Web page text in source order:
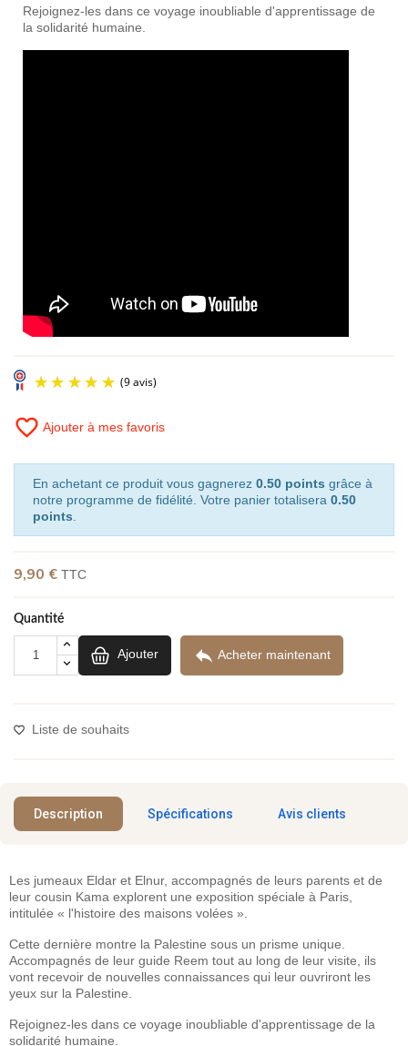
Rejoignez-les dans ce voyage inoubliable d'apprentissage de
la solidarité humaine.
favorite_border Ajouter à mes favoris
En achetant ce produit vous gagnerez 0.50 points grâce à
notre programme de fidélité. Votre panier totalisera 0.50
points
9,90 € TTC
Quantité
Ajouter  Acheter maintenant
Liste de souhaits
Description Spécifications Avis clients
Les jumeaux Eldar et Elnur, accompagnés de leurs parents et de
leur cousin Kama explorent une exposition spéciale à Paris,
intitulée « l'histoire des maisons volées ».
Cette dernière montre la Palestine sous un prisme unique.
Accompagnés de leur guide Reem tout au long de leur visite, ils
vont recevoir de nouvelles connaissances qui leur ouvriront les
yeux sur la Palestine.
Rejoignez-les dans ce voyage inoubliable d'apprentissage de la
solidarité humaine.